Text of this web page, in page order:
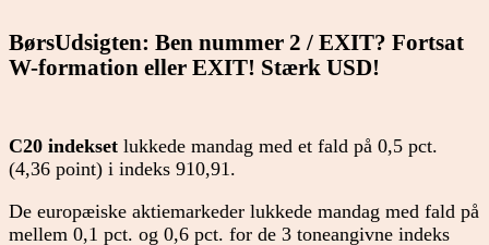
BørsUdsigten: Ben nummer 2 / EXIT? Fortsat
W-formation eller EXIT! Stærk USD!
C20 indekset lukkede mandag med et fald på 0,5 pct.
(4,36 point) i indeks 910,91.
De europæiske aktiemarkeder lukkede mandag med fald på
mellem 0,1 pct. og 0,6 pct. for de 3 toneangivne indeks